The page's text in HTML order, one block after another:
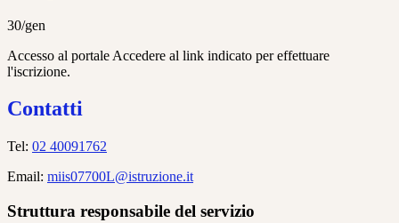
30/gen
Accesso al portale Accedere al link indicato per effettuare
l'iscrizione.
Contatti
Tel: 02 40091762
Email: miis07700L@istruzione.it
Struttura responsabile del servizio